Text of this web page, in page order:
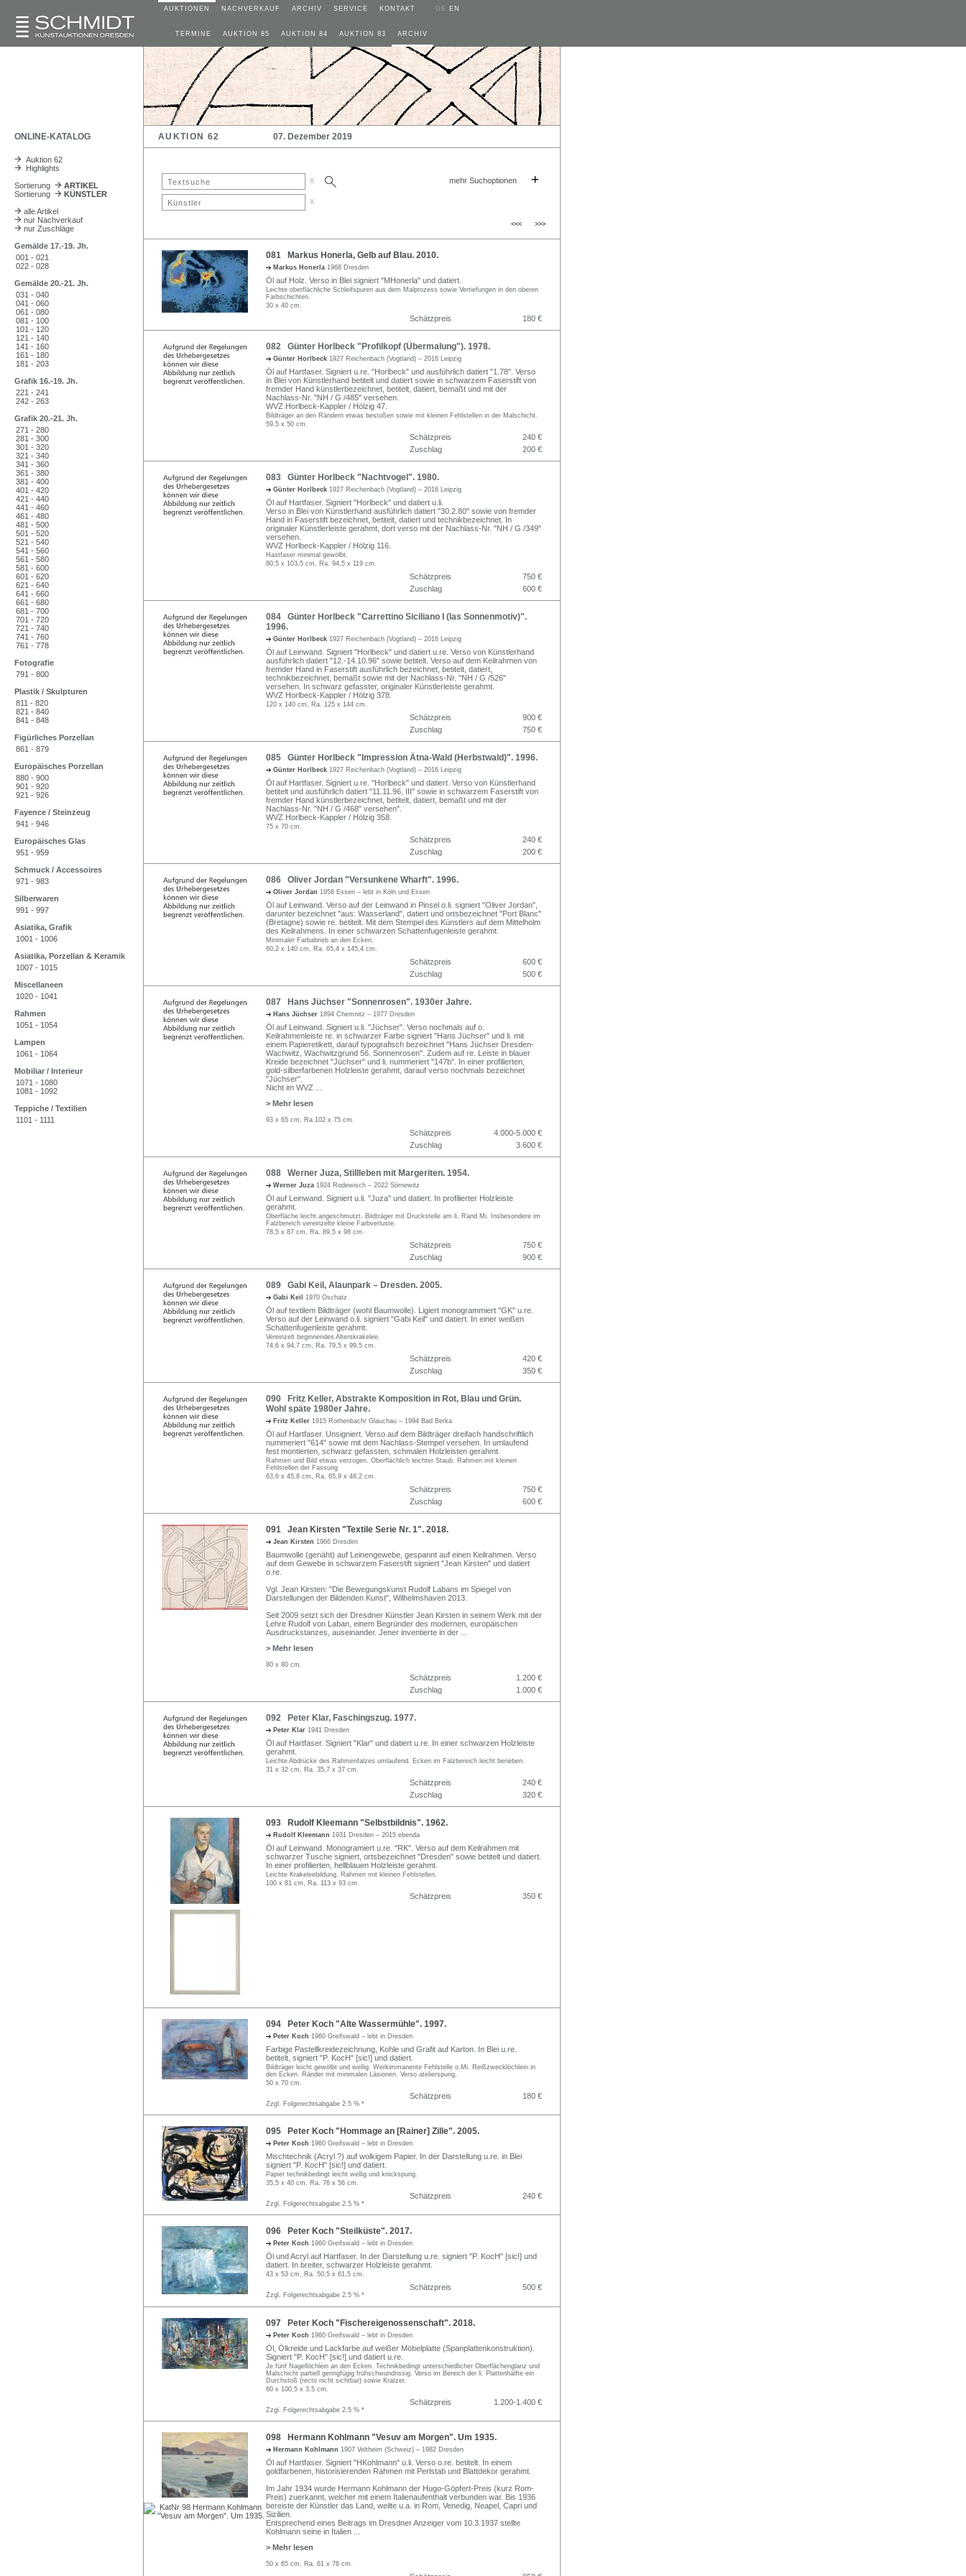
AUKTIONEN NACHVERKAUF ARCHIV SERVICE KONTAKT DE EN
TERMINE AUKTION 85 AUKTION 84 AUKTION 83 ARCHIV
ONLINE-KATALOG AUKTION 62 07. Dezember 2019
Auktion 62
Highlights
Sortierung
ARTIKEL
Sortierung
KÜNSTLER
alle Artikel
nur Nachverkauf
nur Zuschläge
Gemälde 17.-19. Jh.
001 - 021
022 - 028
Gemälde 20.-21. Jh.
031 - 040
041 - 060
061 - 080
081 - 100
101 - 120
121 - 140
141 - 160
161 - 180
181 - 203
Grafik 16.-19. Jh.
221 - 241
242 - 263
Grafik 20.-21. Jh.
271 - 280
281 - 300
301 - 320
321 - 340
341 - 360
361 - 380
381 - 400
401 - 420
421 - 440
441 - 460
461 - 480
481 - 500
501 - 520
521 - 540
541 - 560
561 - 580
581 - 600
601 - 620
621 - 640
641 - 660
661 - 680
681 - 700
701 - 720
721 - 740
741 - 760
761 - 778
Fotografie
791 - 800
Plastik / Skulpturen
811 - 820
821 - 840
841 - 848
Figürliches Porzellan
861 - 879
Europäisches Porzellan
880 - 900
901 - 920
921 - 926
Fayence / Steinzeug
941 - 946
Europäisches Glas
951 - 959
Schmuck / Accessoires
971 - 983
Silberwaren
991 - 997
Asiatika, Grafik
1001 - 1006
Asiatika, Porzellan & Keramik
1007 - 1015
Miscellaneen
1020 - 1041
Rahmen
1051 - 1054
Lampen
1061 - 1064
Mobiliar / Interieur
1071 - 1080
1081 - 1092
Teppiche / Textilien
1101 - 1111
x mehr Suchoptionen +
x
<<< >>>
081 Markus Honerla, Gelb auf Blau. 2010.
Markus Honerla 1968 Dresden
Öl auf Holz. Verso in Blei signiert "MHonerla" und datiert.
Leichte oberflächliche Schleifspuren aus dem Malprozess sowie Vertiefungen in den oberen
Farbschichten.
30 x 40 cm.
Schätzpreis 180 €
082 Günter Horlbeck "Profilkopf (Übermalung"). 1978.
Günter Horlbeck 1927 Reichenbach (Vogtland) – 2016 Leipzig
Öl auf Hartfaser. Signiert u.re. "Horlbeck" und ausführlich datiert "1.78". Verso
in Blei von Künstlerhand betitelt und datiert sowie in schwarzem Faserstift von
fremder Hand künstlerbezeichnet, betitelt, datiert, bemaßt und mit der
Nachlass-Nr. "NH / G /485" versehen.
WVZ Horlbeck-Kappler / Hölzig 47.
Bildträger an den Rändern etwas bestoßen sowie mit kleinen Fehlstellen in der Malschicht.
59,5 x 50 cm.
Schätzpreis
240 €
Zuschlag
200 €
083 Günter Horlbeck "Nachtvogel". 1980.
Günter Horlbeck 1927 Reichenbach (Vogtland) – 2016 Leipzig
Öl auf Hartfaser. Signiert "Horlbeck" und datiert u.li.
Verso in Blei von Künstlerhand ausführlich datiert "30.2.80" sowie von fremder
Hand in Faserstift bezeichnet, betitelt, datiert und technikbezeichnet. In
originaler Künstlerleiste gerahmt, dort verso mit der Nachlass-Nr. "NH / G /349"
versehen.
WVZ Horlbeck-Kappler / Hölzig 116.
Hastfaser minimal gewölbt.
80,5 x 103,5 cm, Ra. 94,5 x 119 cm.
Schätzpreis
750 €
Zuschlag
600 €
084 Günter Horlbeck "Carrettino Siciliano I (las Sonnenmotiv)".
1996.
Günter Horlbeck 1927 Reichenbach (Vogtland) – 2016 Leipzig
Öl auf Leinwand. Signiert "Horlbeck" und datiert u.re. Verso von Künstlerhand
ausführlich datiert "12.-14.10.96" sowie betitelt. Verso auf dem Keilrahmen von
fremder Hand in Faserstift ausführlich bezeichnet, betitelt, datiert,
technikbezeichnet, bemaßt sowie mit der Nachlass-Nr. "NH / G /526"
versehen. In schwarz gefasster, originaler Künstlerleiste gerahmt.
WVZ Horlbeck-Kappler / Hölzig 378.
120 x 140 cm, Ra. 125 x 144 cm.
Schätzpreis
900 €
Zuschlag
750 €
085 Günter Horlbeck "Impression Ätna-Wald (Herbstwald)". 1996.
Günter Horlbeck 1927 Reichenbach (Vogtland) – 2016 Leipzig
Öl auf Hartfaser. Signiert u.re. "Horlbeck" und datiert. Verso von Künstlerhand
betitelt und ausführlich datiert "11.11.96, III" sowie in schwarzem Faserstift von
fremder Hand künstlerbezeichnet, betitelt, datiert, bemaßt und mit der
Nachlass-Nr. "NH / G /468" versehen".
WVZ Horlbeck-Kappler / Hölzig 358.
75 x 70 cm.
Schätzpreis
240 €
Zuschlag
200 €
086 Oliver Jordan "Versunkene Wharft". 1996.
Oliver Jordan 1958 Essen – lebt in Köln und Essen
Öl auf Leinwand. Verso auf der Leinwand in Pinsel o.li. signiert "Oliver Jordan",
darunter bezeichnet "aus: Wasserland", datiert und ortsbezeichnet "Port Blanc"
(Bretagne) sowie re. betitelt. Mit dem Stempel des Künstlers auf dem Mittelholm
des Keilrahmens. In einer schwarzen Schattenfugenleiste gerahmt.
Minimaler Farbabrieb an den Ecken.
60,2 x 140 cm, Ra. 65,4 x 145,4 cm.
Schätzpreis
600 €
Zuschlag
500 €
087 Hans Jüchser "Sonnenrosen". 1930er Jahre.
Hans Jüchser 1894 Chemnitz – 1977 Dresden
Öl auf Leinwand. Signiert u.li. "Jüchser". Verso nochmals auf o.
Keilrahmenleiste re. in schwarzer Farbe signiert "Hans Jüchser" und li. mit
einem Papieretikett, darauf typografisch bezeichnet "Hans Jüchser Dresden-
Wachwitz, Wachwitzgrund 56. Sonnenrosen". Zudem auf re. Leiste in blauer
Kreide bezeichnet "Jüchser" und li. nummeriert "147b". In einer profilierten,
gold-silberfarbenen Holzleiste gerahmt, darauf verso nochmals bezeichnet
"Jüchser".
Nicht im WVZ
> Mehr lesen
93 x 65 cm, Ra.102 x 75 cm.
Schätzpreis
4.000-5.000 €
Zuschlag
3.600 €
088 Werner Juza, Stillleben mit Margeriten. 1954.
Werner Juza 1924 Rodewisch – 2022 Sörnewitz
Öl auf Leinwand. Signiert u.li. "Juza" und datiert. In profilierter Holzleiste
gerahmt.
Oberfläche leicht angeschmutzt. Bildträger mit Druckstelle am li. Rand Mi. Insbesondere im
Falzbereich vereinzelte kleine Farbverluste.
78,5 x 87 cm, Ra. 89,5 x 98 cm.
Schätzpreis
750 €
Zuschlag
900 €
089 Gabi Keil, Alaunpark – Dresden. 2005.
Gabi Keil 1970 Oschatz
Öl auf textilem Bildträger (wohl Baumwolle). Ligiert monogrammiert "GK" u.re.
Verso auf der Leinwand o.li. signiert "Gabi Keil" und datiert. In einer weißen
Schattenfugenleiste gerahmt.
Vereinzelt beginnendes Alterskrakelee.
74,6 x 94,7 cm, Ra. 79,5 x 99,5 cm.
Schätzpreis
420 €
Zuschlag
350 €
090 Fritz Keller, Abstrakte Komposition in Rot, Blau und Grün.
Wohl späte 1980er Jahre.
Fritz Keller 1915 Rothenbach/ Glauchau – 1994 Bad Berka
Öl auf Hartfaser. Unsigniert. Verso auf dem Bildträger dreifach handschriftlich
nummeriert "614" sowie mit dem Nachlass-Stempel versehen. In umlaufend
fest montierten, schwarz gefassten, schmalen Holzleisten gerahmt.
Rahmen und Bild etwas verzogen. Oberflächlich leichter Staub. Rahmen mit kleinen
Fehlstellen der Fassung
63,6 x 45,8 cm, Ra. 65,9 x 48,2 cm.
Schätzpreis
750 €
Zuschlag
600 €
091 Jean Kirsten "Textile Serie Nr. 1". 2018.
Jean Kirsten 1966 Dresden
Baumwolle (genäht) auf Leinengewebe, gespannt auf einen Keilrahmen. Verso
auf dem Gewebe in schwarzem Faserstift signiert "Jean Kirsten" und datiert
o.re.
Vgl. Jean Kirsten: "Die Bewegungskunst Rudolf Labans im Spiegel von
Darstellungen der Bildenden Kunst", Wilhelmshaven 2013.
Seit 2009 setzt sich der Dresdner Künstler Jean Kirsten in seinem Werk mit der
Lehre Rudolf von Laban, einem Begründer des modernen, europäischen
Ausdruckstanzes, auseinander. Jener inventierte in der
> Mehr lesen
80 x 80 cm.
Schätzpreis
1.200 €
Zuschlag
1.000 €
092 Peter Klar, Faschingszug. 1977.
Peter Klar 1941 Dresden
Öl auf Hartfaser. Signiert "Klar" und datiert u.re. In einer schwarzen Holzleiste
gerahmt.
Leichte Abdrücke des Rahmenfalzes umlaufend. Ecken im Falzbereich leicht berieben.
31 x 32 cm, Ra. 35,7 x 37 cm.
Schätzpreis
240 €
Zuschlag
320 €
093 Rudolf Kleemann "Selbstbildnis". 1962.
Rudolf Kleemann 1931 Dresden – 2015 ebenda
Öl auf Leinwand. Monogramiert u.re. "RK". Verso auf dem Keilrahmen mit
schwarzer Tusche signiert, ortsbezeichnet "Dresden" sowie betitelt und datiert.
In einer profilierten, hellblauen Holzleiste gerahmt.
Leichte Krakeleebildung. Rahmen mit kleinen Fehlstellen.
100 x 81 cm, Ra. 113 x 93 cm.
Schätzpreis 350 €
094 Peter Koch "Alte Wassermühle". 1997.
Peter Koch 1960 Greifswald – lebt in Dresden
Farbige Pastellkreidezeichnung, Kohle und Grafit auf Karton. In Blei u.re.
betitelt, signiert "P. KocH" [sic!] und datiert.
Bildträger leicht gewölbt und wellig. Werkimmanente Fehlstelle o.Mi. Reißzwecklöchlein in
den Ecken. Ränder mit minimalen Läsionen. Verso atelierspurig.
50 x 70 cm.
Schätzpreis 180 €
Zzgl. Folgerechtsabgabe 2.5 % *
095 Peter Koch "Hommage an [Rainer] Zille". 2005.
Peter Koch 1960 Greifswald – lebt in Dresden
Mischtechnik (Acryl ?) auf wolkigem Papier. In der Darstellung u.re. in Blei
signiert "P. KocH" [sic!] und datiert.
Papier technikbedingt leicht wellig und knickspurig.
35,5 x 40 cm, Ra. 76 x 56 cm.
Schätzpreis 240 €
Zzgl. Folgerechtsabgabe 2.5 % *
096 Peter Koch "Steilküste". 2017.
Peter Koch 1960 Greifswald – lebt in Dresden
Öl und Acryl auf Hartfaser. In der Darstellung u.re. signiert "P. KocH" [sic!] und
datiert. In breiter, schwarzer Holzleiste gerahmt.
43 x 53 cm, Ra. 50,5 x 61,5 cm.
Schätzpreis 500 €
Zzgl. Folgerechtsabgabe 2.5 % *
097 Peter Koch "Fischereigenossenschaft". 2018.
Peter Koch 1960 Greifswald – lebt in Dresden
Öl, Ölkreide und Lackfarbe auf weißer Möbelplatte (Spanplattenkonstruktion).
Signiert "P. KocH" [sic!] und datiert u.re.
Je fünf Nagellöchlein an den Ecken. Technikbedingt unterschiedlicher Oberflächenglanz und
Malschicht partiell geringfügig frühschwundrissig. Verso im Bereich der li. Plattenhälfte ein
Durchstoß (recto nicht sichtbar) sowie Kratzer.
60 x 100,5 x 3,5 cm.
Schätzpreis 1.200-1.400 €
Zzgl. Folgerechtsabgabe 2.5 % *
098 Hermann Kohlmann "Vesuv am Morgen". Um 1935.
Hermann Kohlmann 1907 Veltheim (Schweiz) – 1982 Dresden
Öl auf Hartfaser. Signiert "HKohlmann" u.li. Verso o.re. betitelt. In einem
goldfarbenen, historisierenden Rahmen mit Perlstab und Blattdekor gerahmt.
Im Jahr 1934 wurde Hermann Kohlmann der Hugo-Göpfert-Preis (kurz Rom-
Preis) zuerkannt, welcher mit einem Italienaufenthalt verbunden war. Bis 1936
bereiste der Künstler das Land, weilte u.a. in Rom, Venedig, Neapel, Capri und
Sizilien.
Entsprechend eines Beitrags im Dresdner Anzeiger vom 10.3.1937 stellte
Kohlmann seine in Italien
> Mehr lesen
50 x 65 cm, Ra. 61 x 76 cm.